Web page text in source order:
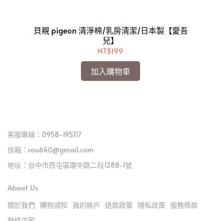
貝親 pigeon 清淨棉/乳房清潔/日本製【愛吾
兒】
NT$199
加入購物車
客服專線：0958-195717
信箱：rau640@gmail.com
地址：台中市西屯區環中路二段1288-1號
About Us
關於我們 購物須知 我的帳戶 退款政策 隱私政策 服務條款